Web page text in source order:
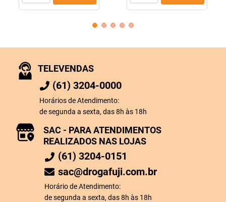
TELEVENDAS
(61) 3204-0000
Horários de Atendimento:
de segunda a sexta, das 8h às 18h
SAC - PARA ATENDIMENTOS
REALIZADOS NAS LOJAS
(61) 3204-0151
sac@drogafuji.com.br
Horário de Atendimento:
de segunda a sexta, das 8h às 18h